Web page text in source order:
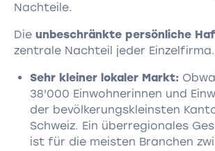
Nachteile.
Die unbeschränkte persönliche
zentrale Nachteil jeder Einzelfirma.
Sehr kleiner lokaler Markt:
38'000 Einwohnerinnen und
der bevölkerungskleinsten
Schweiz. Ein überregionales
ist für die meisten Branchen